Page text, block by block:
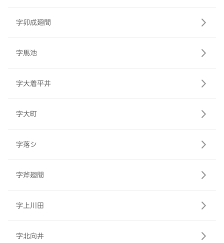
字卯成廻間
字馬池
字大着平井
字大町
字落シ
字斧廻間
字上川田
字北向井